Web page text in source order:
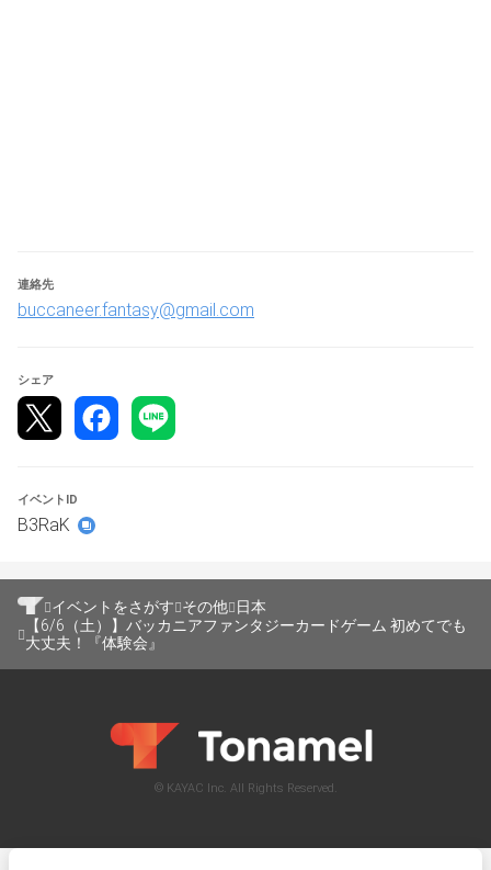
連絡先
buccaneer.fantasy@gmail.com
シェア
イベントID
B3RaK
イベントをさがす その他 日本
【6/6（土）】バッカニアファンタジーカードゲーム 初めてでも
大丈夫！『体験会』
© KAYAC Inc. All Rights Reserved.